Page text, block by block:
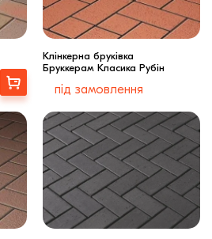
Купити
Клінкерна бруківка
Бруккерам Класика Рубін
під замовлення